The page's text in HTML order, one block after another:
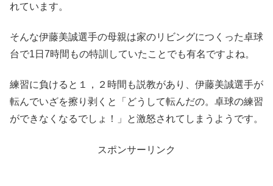
れています。
そんな伊藤美誠選手の母親は家のリビングにつくった卓球
台で1日7時間もの特訓していたことでも有名ですよね。
練習に負けると１，２時間も説教があり、伊藤美誠選手が
転んでいざを擦り剥くと「どうして転んだの。卓球の練習
ができなくなるでしょ！」と激怒されてしまうようです。
スポンサーリンク